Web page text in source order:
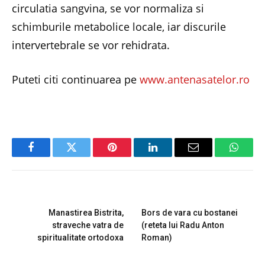
circulatia sangvina, se vor normaliza si
schimburile metabolice locale, iar discurile
intervertebrale se vor rehidrata.
Puteti citi continuarea pe www.antenasatelor.ro
FacebookTwitter Pinterest LinkedInEmail
Manastirea Bistrita,
straveche vatra de
spiritualitate ortodoxa
Bors de vara cu bostanei
(reteta lui Radu Anton
Roman)